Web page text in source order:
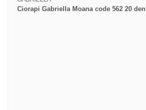
Ciorapi Gabriella Moana code 562 20 den